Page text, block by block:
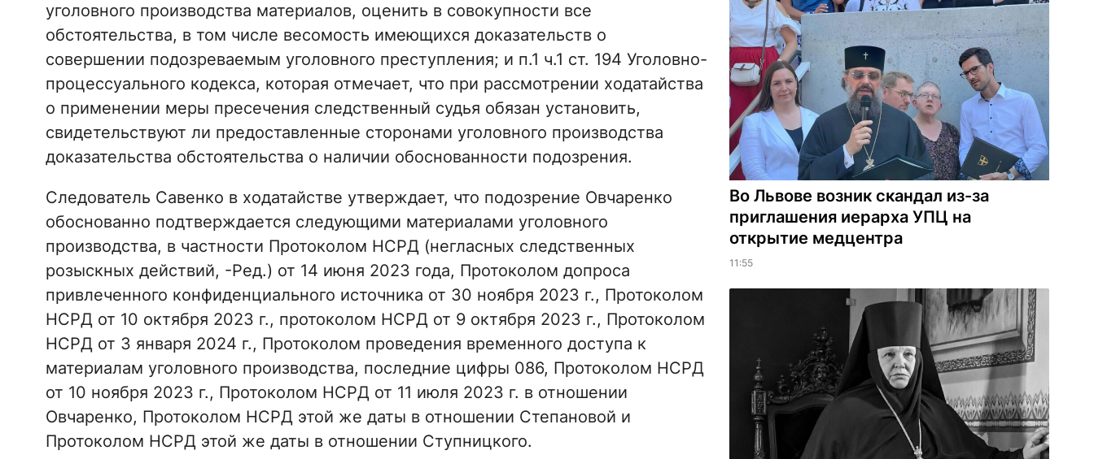
уголовного производства материалов, оценить в совокупности все
обстоятельства, в том числе весомость имеющихся доказательств о
совершении подозреваемым уголовного преступления; и п.1 ч.1 ст. 194 Уголовно-
процессуального кодекса, которая отмечает, что при рассмотрении ходатайства
о применении меры пресечения следственный судья обязан установить,
свидетельствуют ли предоставленные сторонами уголовного производства
доказательства обстоятельства о наличии обоснованности подозрения.
Следователь Савенко в ходатайстве утверждает, что подозрение Овчаренко
обоснованно подтверждается следующими материалами уголовного
производства, в частности Протоколом НСРД (негласных следственных
розыскных действий, -Ред.) от 14 июня 2023 года, Протоколом допроса
привлеченного конфиденциального источника от 30 ноября 2023 г., Протоколом
НСРД от 10 октября 2023 г., протоколом НСРД от 9 октября 2023 г., Протоколом
НСРД от 3 января 2024 г., Протоколом проведения временного доступа к
материалам уголовного производства, последние цифры 086, Протоколом НСРД
от 10 ноября 2023 г., Протоколом НСРД от 11 июля 2023 г. в отношении
Овчаренко, Протоколом НСРД этой же даты в отношении Степановой и
Протоколом НСРД этой же даты в отношении Ступницкого.
Во Львове возник скандал из-за
приглашения иерарха УПЦ на
открытие медцентра
11:55